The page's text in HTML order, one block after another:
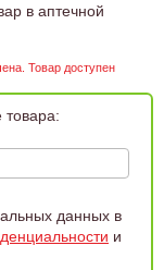
в аптечной
Товар доступен
товара:
данных в
и